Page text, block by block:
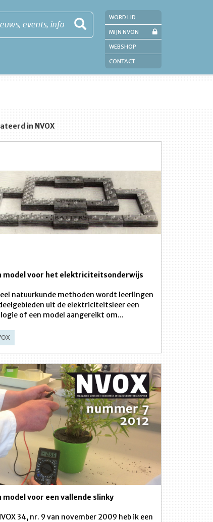
events, info
WORD LID
MIJN NVON
WEBSHOP
CONTACT
in NVOX
model voor het elektriciteitsonderwijs
natuurkunde methoden wordt leerlingen
uit de elektriciteitsleer een
of een model aangereikt om...
model voor een vallende slinky
34, nr. 9 van november 2009 heb ik een